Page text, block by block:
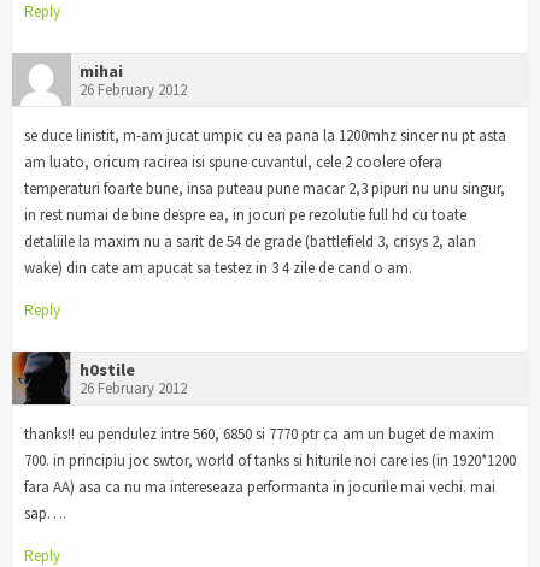
Reply
mihai
26 February 2012
se duce linistit, m-am jucat umpic cu ea pana la 1200mhz sincer nu pt asta
am luato, oricum racirea isi spune cuvantul, cele 2 coolere ofera
temperaturi foarte bune, insa puteau pune macar 2,3 pipuri nu unu singur,
in rest numai de bine despre ea, in jocuri pe rezolutie full hd cu toate
detaliile la maxim nu a sarit de 54 de grade (battlefield 3, crisys 2, alan
wake) din cate am apucat sa testez in 3 4 zile de cand o am.
Reply
h0stile
26 February 2012
thanks!! eu pendulez intre 560, 6850 si 7770 ptr ca am un buget de maxim
700. in principiu joc swtor, world of tanks si hiturile noi care ies (in 1920*1200
fara AA) asa ca nu ma intereseaza performanta in jocurile mai vechi. mai
sap….
Reply